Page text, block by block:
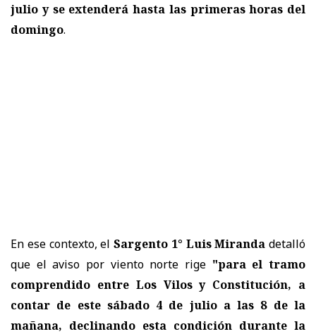
julio y se extenderá hasta las primeras horas del
domingo.
En ese contexto, el Sargento 1° Luis Miranda detalló
que el aviso por viento norte rige "para el tramo
comprendido entre Los Vilos y Constitución, a
contar de este sábado 4 de julio a las 8 de la
mañana, declinando esta condición durante la